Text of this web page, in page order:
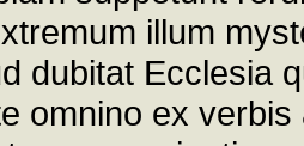
illum
dubitat Ecclesia
omnino ex